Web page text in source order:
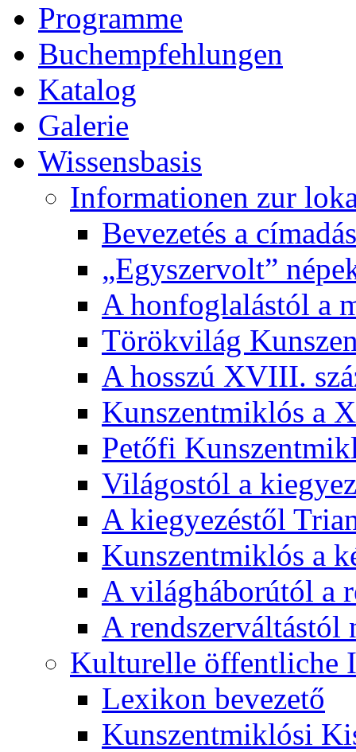
Programme
Buchempfehlungen
Katalog
Galerie
Wissensbasis
Informationen zur
Bevezetés a
„Egyszervolt”
A honfoglalástól a
Törökvilág
A hosszú XVIII.
Kunszentmiklós a
Petőfi
Világostól a
A kiegyezéstől
Kunszentmiklós a
A világháborútól a
A rendszerváltástól
Kulturelle öffentliche
Lexikon bevezető
Kunszentmiklósi